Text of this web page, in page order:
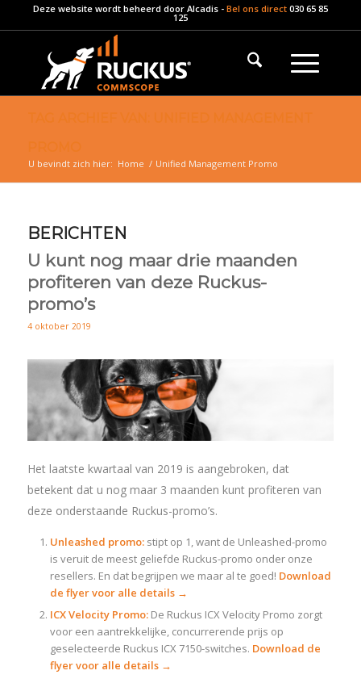
Deze website wordt beheerd door Alcadis- Bel ons direct 030 65 85
125
U bevindt zich hier: Home / Unified Management Promo
BERICHTEN
U kunt nog maar drie maanden
profiteren van deze Ruckus-
promo’s
4 oktober 2019
Het laatste kwartaal van 2019 is aangebroken, dat
betekent dat u nog maar 3 maanden kunt profiteren van
deze onderstaande Ruckus-promo’s.
Unleashed promo:stipt op 1, want de Unleashed-promo
is veruit de meest geliefde Ruckus-promo onder onze
resellers. En dat begrijpen we maar al te goed! Download
de flyer voor alle details →
ICX Velocity Promo:De Ruckus ICX Velocity Promo zorgt
voor een aantrekkelijke, concurrerende prijs op
geselecteerde Ruckus ICX 7150-switches. Download de
flyer voor alle details →